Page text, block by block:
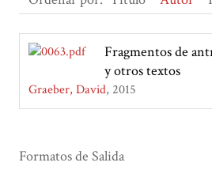
Fragmentos de
y otros textos
Graeber, David 2015
Formatos de Salida